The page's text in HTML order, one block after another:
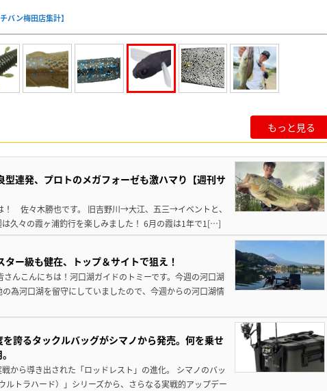
バン梅田店集計】
もっと見る
連発、プロトのメガフォーゼも激ハマり【週刊サ
！ 佐々木勝也です。 旧吉野川→大江、五三→イベントと、
久々の霞ヶ浦釣行を楽しみました！ 6月の霞は1年で1[…]
ター級も健在、トップ＆サイトで狙え！
んこんにちは！河口湖ガイドのトミーです。今週の河口湖
為河口湖を留守にしていましたので、今週からの河口湖情
誇るタックルバッグがシマノから発売。何を乗せ
から導き出された「ロッドレスト」の進化。 シマノのバッ
トラハード）」シリーズから、さらなる実戦的アップデー